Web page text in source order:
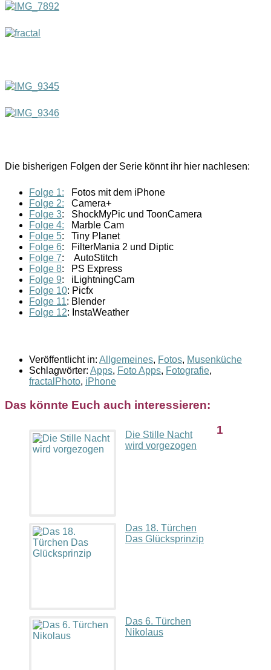
Die bisherigen Folgen der Serie könnt ihr hier nachlesen:
Folge 1: Fotos mit dem iPhone
Folge 2: Camera+
Folge 3: ShockMyPic und ToonCamera
Folge 4: Marble Cam
Folge 5: Tiny Planet
Folge 6: FilterMania 2 und Diptic
Folge 7: AutoStitch
Folge 8: PS Express
Folge 9: iLightningCam
Folge 10: Picfx
Folge 11: Blender
Folge 12: InstaWeather
Veröffentlicht in: Allgemeines, Fotos, Musenküche
Schlagwörter: Apps, Foto Apps, Fotografie,
fractalPhoto, iPhone
Das könnte Euch auch interessieren:
Die Stille Nacht
wird vorgezogen
Das 18. Türchen
Das Glücksprinzip
Das 6. Türchen
Nikolaus
1